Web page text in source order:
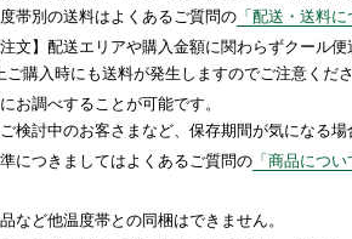
帯別の送料はよくあるご質問の 「配送・送料に
文】配送エリアや購入金額に関わらずクール便
購入時にも送料が発生しますのでご注意くださ
お調べすることが可能です。
検討中のお客さまなど、保存期間が気になる
につきましてはよくあるご質問の 「商品につい
など他温度帯との同梱はできません。